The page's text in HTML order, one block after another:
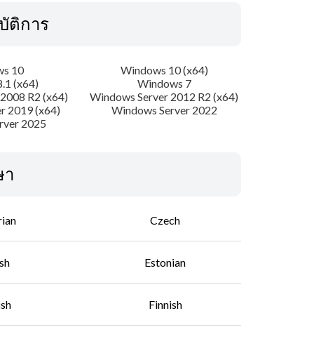
ติการ
10
Windows 10 (x64)
(x64)
Windows 7
R2 (x64)
Windows Server 2012 R2 (x64)
2019 (x64)
Windows Server 2022
2025
Czech
Estonian
Finnish